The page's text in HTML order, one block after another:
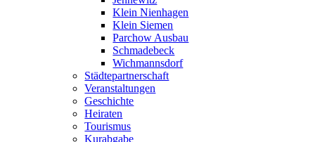
Klein Nienhagen
Klein Siemen
Parchow Ausbau
Schmadebeck
Wichmannsdorf
Städtepartnerschaft
Veranstaltungen
Geschichte
Heiraten
Tourismus
Kurabgabe